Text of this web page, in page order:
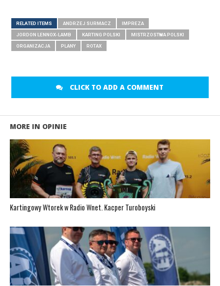
RELATED ITEMS ANDRZEJ SURMACZ IMPREZA
JORDON LENNOX-LAMB KARTING POLSKI MISTRZOSTWA POLSKI
ORGANIZACJA PLANY ROTAX
CLICK TO ADD A COMMENT
MORE IN OPINIE
Kartingowy Wtorek w Radio Wnet. Kacper Turoboyski